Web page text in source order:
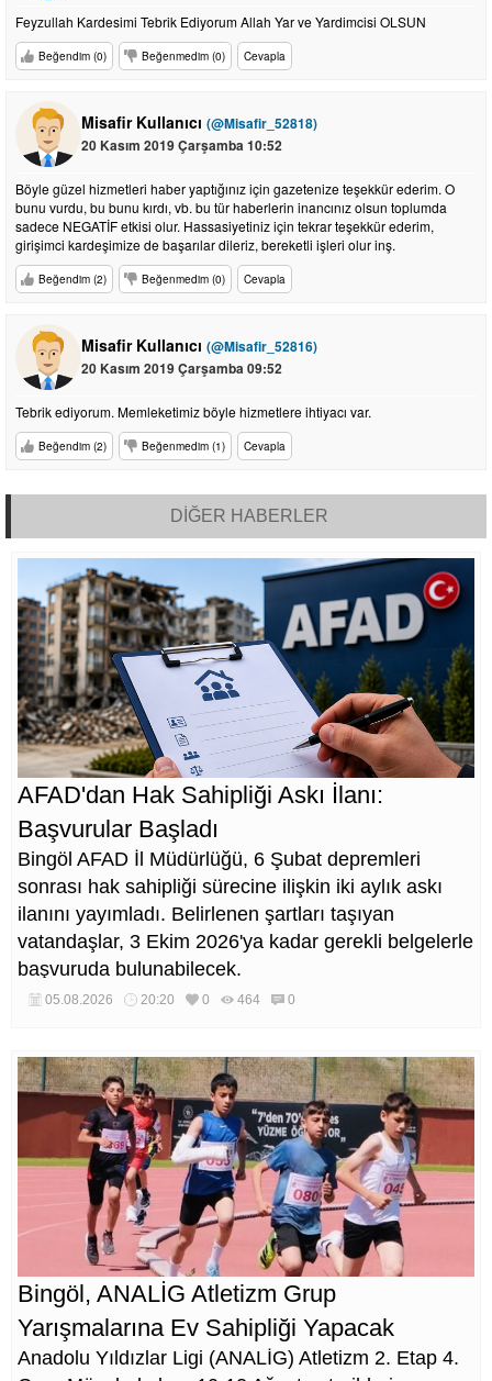
Feyzullah Kardesimi Tebrik Ediyorum Allah Yar ve Yardimcisi OLSUN
Beğendim (0) Beğenmedim (0) Cevapla
Misafir Kullanıcı (@Misafir_52818)
20 Kasım 2019 Çarşamba 10:52
Böyle güzel hizmetleri haber yaptığınız için gazetenize teşekkür ederim. O
bunu vurdu, bu bunu kırdı, vb. bu tür haberlerin inancınız olsun toplumda
sadece NEGATİF etkisi olur. Hassasiyetiniz için tekrar teşekkür ederim,
girişimci kardeşimize de başarılar dileriz, bereketli işleri olur inş.
Beğendim (2) Beğenmedim (0) Cevapla
Misafir Kullanıcı (@Misafir_52816)
20 Kasım 2019 Çarşamba 09:52
Tebrik ediyorum. Memleketimiz böyle hizmetlere ihtiyacı var.
Beğendim (2) Beğenmedim (1) Cevapla
DİĞER HABERLER
AFAD'dan Hak Sahipliği Askı İlanı:
Başvurular Başladı
Bingöl AFAD İl Müdürlüğü, 6 Şubat depremleri
sonrası hak sahipliği sürecine ilişkin iki aylık askı
ilanını yayımladı. Belirlenen şartları taşıyan
vatandaşlar, 3 Ekim 2026'ya kadar gerekli belgelerle
başvuruda bulunabilecek.
05.08.2026 20:20 0 464 0
Bingöl, ANALİG Atletizm Grup
Yarışmalarına Ev Sahipliği Yapacak
Anadolu Yıldızlar Ligi (ANALİG) Atletizm 2. Etap 4.